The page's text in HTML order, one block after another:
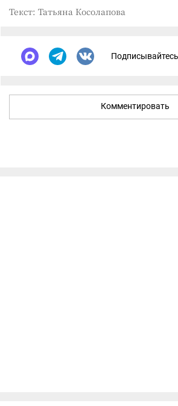
Текст: Татьяна Косолапова
Комментировать